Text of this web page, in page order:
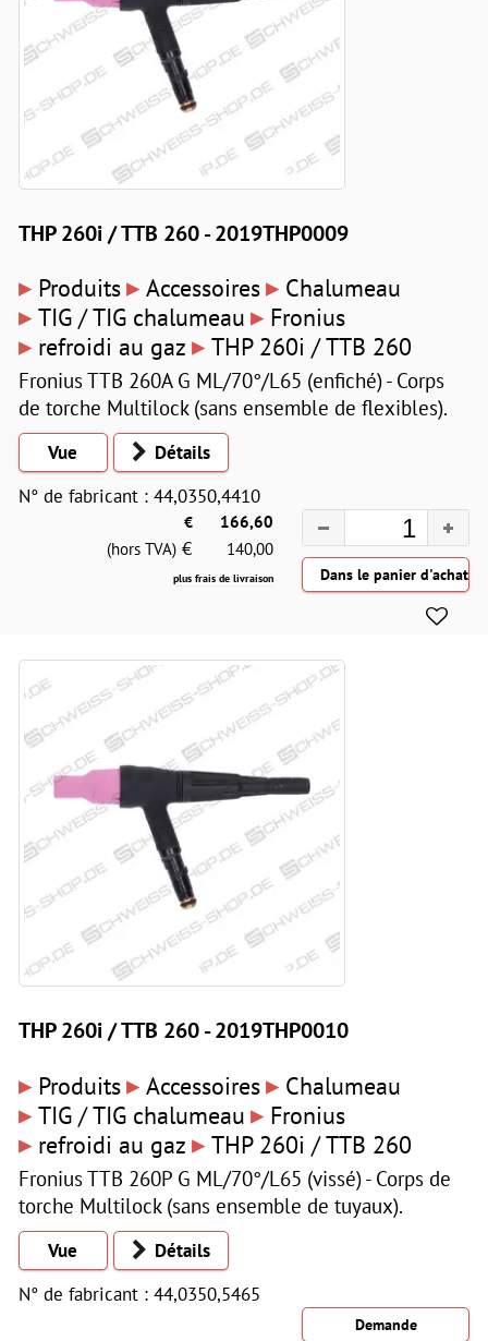
THP 260i / TTB 260 - 2019THP0009
▸ Produits▸ Accessoires▸ Chalumeau
▸ TIG / TIG chalumeau ▸ Fronius
▸ refroidi au gaz ▸ THP 260i / TTB 260
Fronius TTB 260A G ML/70°/L65 (enfiché) - Corps
de torche Multilock (sans ensemble de flexibles).
Vue
Détails
N° de fabricant : 44,0350,4410
€
166,60
(hors TVA) € 140,00
plus frais de livraison
THP 260i / TTB 260 - 2019THP0010
▸ Produits▸ Accessoires▸ Chalumeau
▸ TIG / TIG chalumeau ▸ Fronius
▸ refroidi au gaz ▸ THP 260i / TTB 260
Fronius TTB 260P G ML/70°/L65 (vissé) - Corps de
torche Multilock (sans ensemble de tuyaux).
Vue
Détails
N° de fabricant : 44,0350,5465